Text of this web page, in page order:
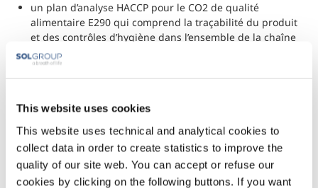
This website uses cookies
This website uses technical and analytical cookies to
collect data in order to create statistics to improve the
quality of our site web. You can accept or refuse our
cookies by clicking on the following buttons. If you want
un plan d’analyse HACCP pour le CO2 de qualité
alimentaire E290 qui comprend la traçabilité du produit
et des contrôles d’hygiène dans l’ensemble de la chaîne
d’approvisionnement, de la production à la livraison,
Des rapports de test de lots et des certificats pour le CO2
La qualification pour la norme ISBT pour l'industrie des
boissons avec des produits de qualité spécifiquement
alimentaire (ingrédient CO2),
La certification de qualité alimentaire pour l'équipement
de distribution de CO2 (mélangeur de gaz, collecteur,
détendeur, tuyaux),